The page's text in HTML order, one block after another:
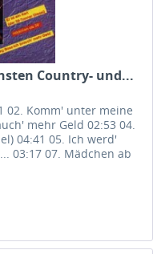
Country- und...
02. Komm' unter meine
mehr Geld 02:53 04.
04:41 05. Ich werd'
03:17 07. Mädchen ab